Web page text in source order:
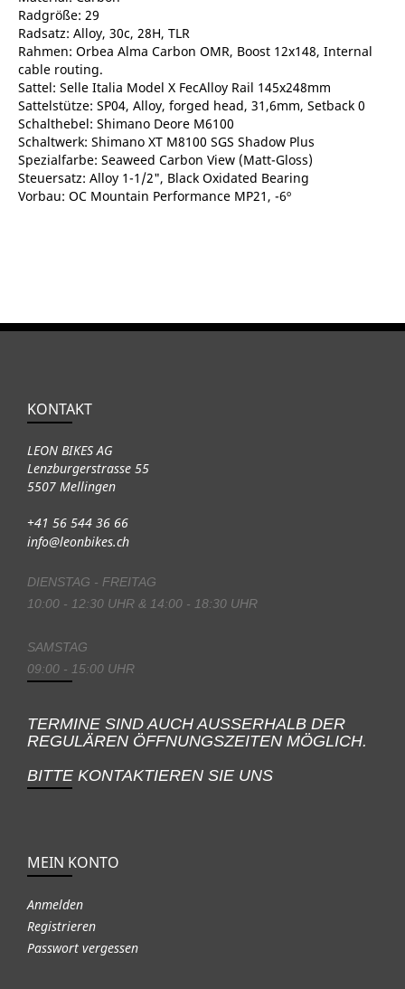
Radgröße: 29
Radsatz: Alloy, 30c, 28H, TLR
Rahmen: Orbea Alma Carbon OMR, Boost 12x148, Internal
cable routing.
Sattel: Selle Italia Model X FecAlloy Rail 145x248mm
Sattelstütze: SP04, Alloy, forged head, 31,6mm, Setback 0
Schalthebel: Shimano Deore M6100
Schaltwerk: Shimano XT M8100 SGS Shadow Plus
Spezialfarbe: Seaweed Carbon View (Matt-Gloss)
Steuersatz: Alloy 1-1/2", Black Oxidated Bearing
Vorbau: OC Mountain Performance MP21, -6º
KONTAKT
LEON BIKES AG
Lenzburgerstrasse 55
5507 Mellingen
+41 56 544 36 66
info@leonbikes.ch
DIENSTAG - FREITAG
10:00 - 12:30 UHR & 14:00 - 18:30 UHR
SAMSTAG
09:00 - 15:00 UHR
TERMINE SIND AUCH AUSSERHALB DER
REGULÄREN ÖFFNUNGSZEITEN MÖGLICH.
BITTE KONTAKTIEREN SIE UNS
MEIN KONTO
Anmelden
Registrieren
Passwort vergessen